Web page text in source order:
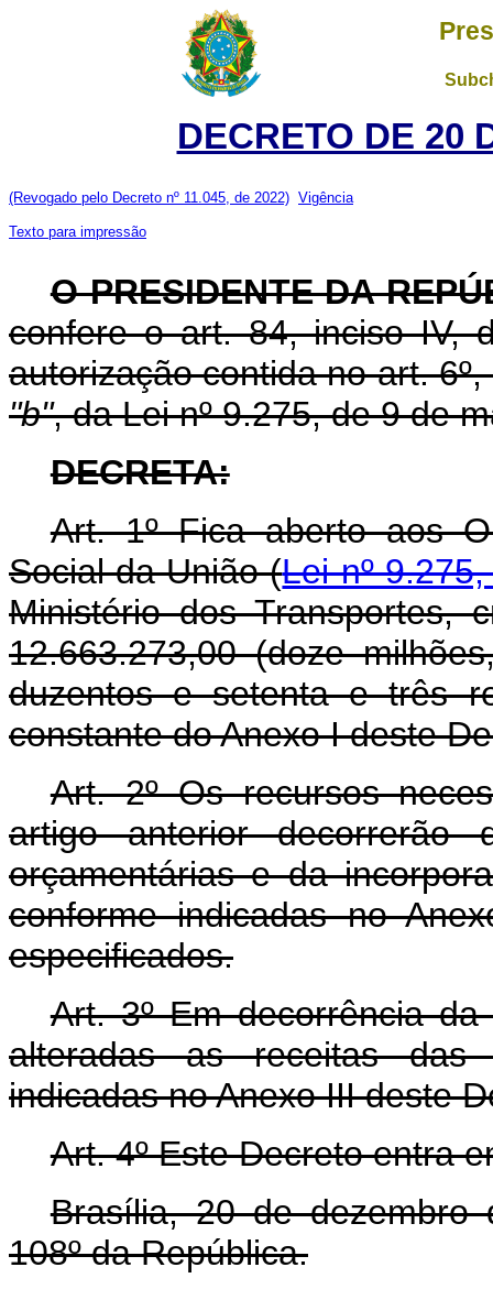
DECRETO DE 20
(Revogado pelo Decreto nº 11.045, de 2022) Vigência
Texto para impressão
O PRESIDENTE DA
confere o art. 84, inciso IV,
autorização contida no art.
"b", da Lei nº 9.275, de 9 de
DECRETA:
Art. 1º Fica aberto aos
Social da União (Lei nº
Ministério dos Transportes,
12.663.273,00 (doze
duzentos e setenta e três
constante do Anexo I deste
Art. 2º Os recursos
artigo anterior decorrerão
orçamentárias e da
conforme indicadas no
especificados.
Art. 3º Em decorrência
alteradas as receitas das
indicadas no Anexo III deste
Art. 4º Este Decreto entra
Brasília, 20 de dezembro
108º da República.